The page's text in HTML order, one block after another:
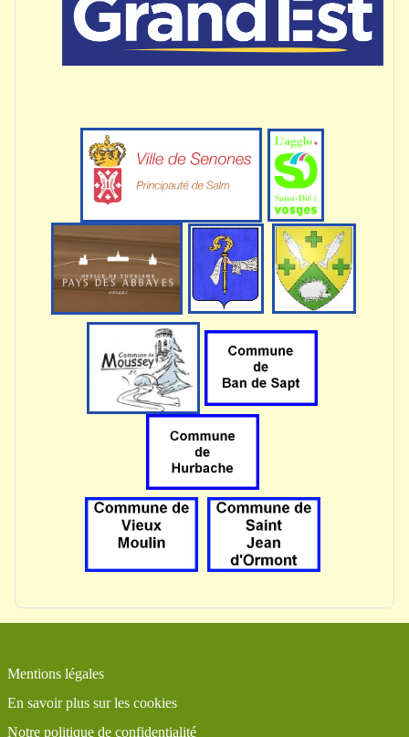
Mentions légales
En savoir plus sur les cookies
Notre politique de confidentialité